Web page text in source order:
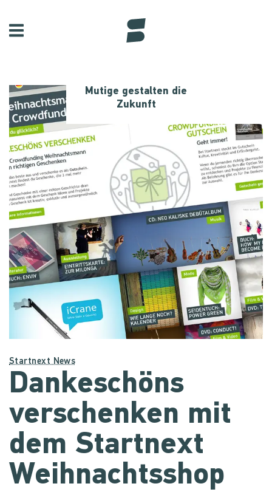
Mutige gestalten die
Zukunft
Startnext News
Dankeschöns
verschenken mit
dem Startnext
Weihnachtsshop